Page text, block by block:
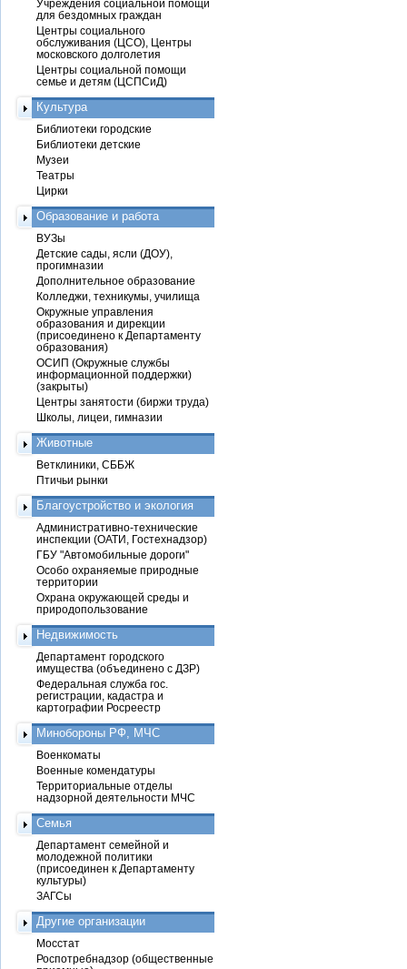
Учреждения социальной помощи
для бездомных граждан
Центры социального
обслуживания (ЦСО), Центры
московского долголетия
Центры социальной помощи
семье и детям (ЦСПСиД)
Культура
Библиотеки городские
Библиотеки детские
Музеи
Театры
Цирки
Образование и работа
ВУЗы
Детские сады, ясли (ДОУ),
прогимназии
Дополнительное образование
Колледжи, техникумы, училища
Окружные управления
образования и дирекции
(присоединено к Департаменту
образования)
ОСИП (Окружные службы
информационной поддержки)
(закрыты)
Центры занятости (биржи труда)
Школы, лицеи, гимназии
Животные
Ветклиники, СББЖ
Птичьи рынки
Благоустройство и экология
Административно-технические
инспекции (ОАТИ, Гостехнадзор)
ГБУ "Автомобильные дороги"
Особо охраняемые природные
территории
Охрана окружающей среды и
природопользование
Недвижимость
Департамент городского
имущества (объединено с ДЗР)
Федеральная служба гос.
регистрации, кадастра и
картографии Росреестр
Минобороны РФ, МЧС
Военкоматы
Военные комендатуры
Территориальные отделы
надзорной деятельности МЧС
Семья
Департамент семейной и
молодежной политики
(присоединен к Департаменту
культуры)
ЗАГСы
Другие организации
Мосстат
Роспотребнадзор (общественные